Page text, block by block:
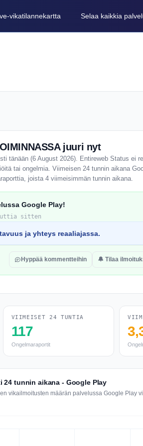
vikatilannekartta Selaa kaikkia
juuri nyt
tänään (6 August 2026). Entireweb Status ei
tai ongelmia. Viimeisen 24 tunnin aikana
joista 4 viimeisimmän tunnin aikana.
Google Play!
sitten
ja yhteys reaaliajassa.
Hyppää kommentteihin 🔔 Tilaa
VIIMEISET 24 TUNTIA
117
Ongelmaraportit
tunnin aikana - Google Play
vikailmoitusten määrän palvelussa Google Play